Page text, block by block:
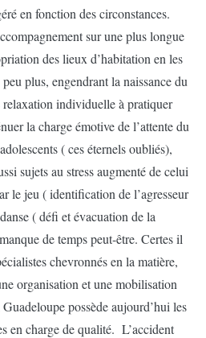
en fonction des circonstances.
sur une plus longue
des lieux d’habitation en les
plus, engendrant la naissance du
relaxation individuelle à pratiquer
la charge émotive de l’attente du
( ces éternels oubliés),
sujets au stress augmenté de celui
le jeu ( identification de l’agresseur
( défi et évacuation de la
de temps peut-être. Certes il
chevronnés en la matière,
organisation et une mobilisation
possède aujourd’hui les
en charge de qualité. L’accident